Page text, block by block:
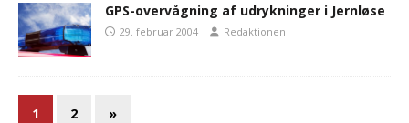
GPS-overvågning af udrykninger i Jernløse
29. februar 2004 Redaktionen
1 2 »